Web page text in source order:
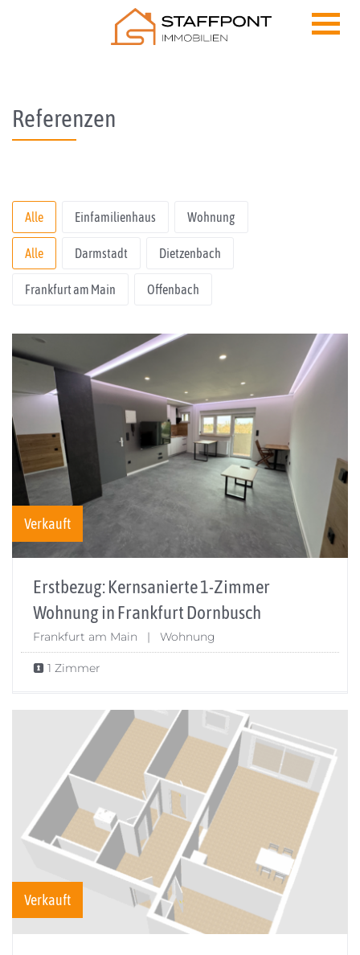
Referenzen
Alle Einfamilienhaus Wohnung
Alle Darmstadt Dietzenbach
Frankfurt am Main Offenbach
Verkauft
Erstbezug: Kernsanierte 1-Zimmer
Wohnung in Frankfurt Dornbusch
Frankfurt am Main | Wohnung
1 Zimmer
Verkauft